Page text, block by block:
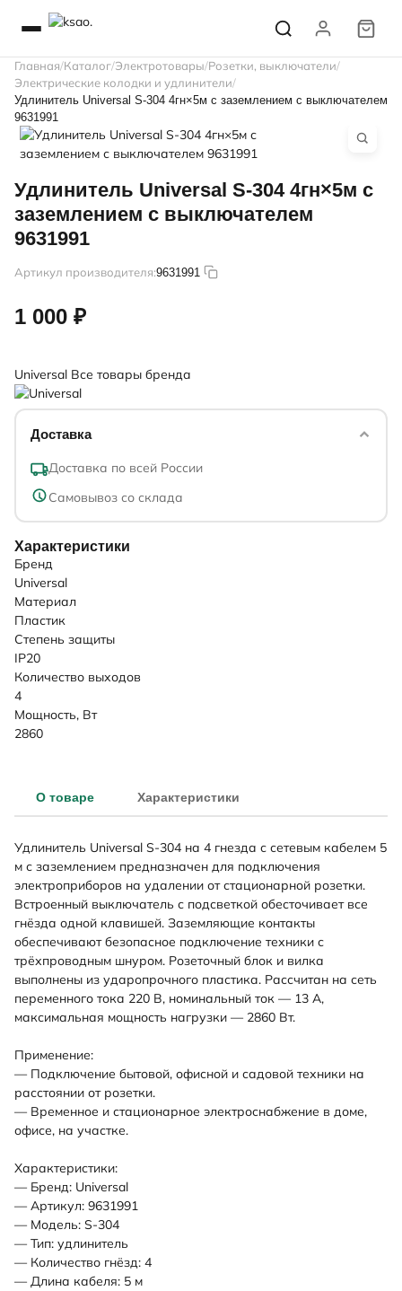
Главная Каталог Электротовары Розетки, выключатели
Электрические колодки и удлинители
Удлинитель Universal S-304 4гн×5м с заземлением с выключателем
9631991
Удлинитель Universal S-304 4гн×5м с
заземлением с выключателем
9631991
Артикул производителя:9631991
1 000 ₽
Universal Все товары бренда
Доставка
Доставка по всей России
Самовывоз со склада
Характеристики
Бренд
Universal
Материал
Пластик
Степень защиты
IP20
Количество выходов
4
Мощность, Вт
2860
О товаре Характеристики
Удлинитель Universal S-304 на 4 гнезда с сетевым кабелем 5
м с заземлением предназначен для подключения
электроприборов на удалении от стационарной розетки.
Встроенный выключатель с подсветкой обесточивает все
гнёзда одной клавишей. Заземляющие контакты
обеспечивают безопасное подключение техники с
трёхпроводным шнуром. Розеточный блок и вилка
выполнены из ударопрочного пластика. Рассчитан на сеть
переменного тока 220 В, номинальный ток — 13 А,
максимальная мощность нагрузки — 2860 Вт.
Применение:
— Подключение бытовой, офисной и садовой техники на
расстоянии от розетки.
— Временное и стационарное электроснабжение в доме,
офисе, на участке.
Характеристики:
— Бренд: Universal
— Артикул: 9631991
— Модель: S-304
— Тип: удлинитель
— Количество гнёзд: 4
— Длина кабеля: 5 м